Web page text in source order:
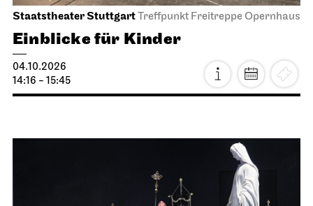
Staatstheater StuttgartTreffpunkt Freitreppe Opernhaus
Einblicke für Kinder
04.10.2026
14:16 - 15:45